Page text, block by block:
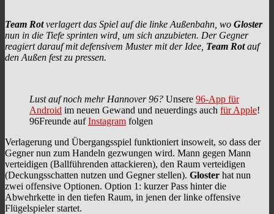
Team Rotverlagert das Spiel auf die linke Außenbahn, wo Gloster
nun in die Tiefe sprinten wird, um sich anzubieten. Der Gegner
reagiert darauf mit defensivem Muster mit der Idee, Team Rotauf
den Außen fest zu pressen.
Lust auf noch mehr Hannover 96? Unsere 96-App für
Android im neuen Gewand und neuerdings auch für Apple!
96Freunde aufInstagram folgen
Verlagerung und Übergangsspiel funktioniert insoweit, so dass der
Gegner nun zum Handeln gezwungen wird. Mann gegen Mann
verteidigen (Ballführenden attackieren), den Raum verteidigen
(Deckungsschatten nutzen und Gegner stellen). Gloster hat nun
zwei offensive Optionen. Option 1: kurzer Pass hinter die
Abwehrkette in den tiefen Raum, in jenen der linke offensive
Flügelspieler startet.